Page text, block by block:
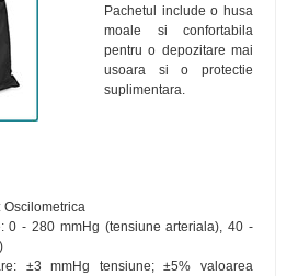
Pachetul include o husa
moale si confortabila
pentru o depozitare mai
usoara si o protectie
suplimentara.
Oscilometrica
0 - 280 mmHg (tensiune arteriala), 40 -
±3 mmHg tensiune; ±5% valoarea